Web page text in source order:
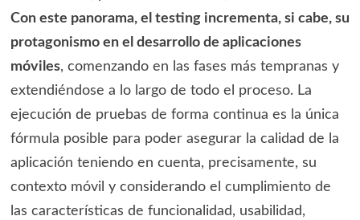
Con este panorama, el testing incrementa, si cabe, su
protagonismo en el desarrollo de aplicaciones
móviles, comenzando en las fases más tempranas y
extendiéndose a lo largo de todo el proceso. La
ejecución de pruebas de forma continua es la única
fórmula posible para poder asegurar la calidad de la
aplicación teniendo en cuenta, precisamente, su
contexto móvil y considerando el cumplimiento de
las características de funcionalidad, usabilidad,